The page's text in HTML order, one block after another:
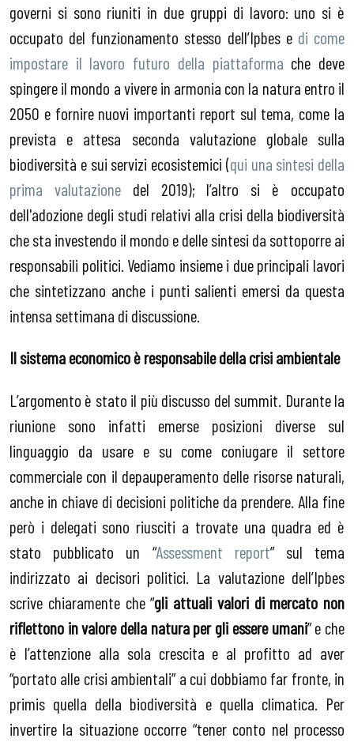
governi si sono riuniti in due gruppi di lavoro: uno si è
occupato del funzionamento stesso dell’Ipbes e di come
impostare il lavoro futuro della piattaforma che deve
spingere il mondo a vivere in armonia con la natura entro il
2050 e fornire nuovi importanti report sul tema, come la
prevista e attesa seconda valutazione globale sulla
biodiversità e sui servizi ecosistemici (qui una sintesi della
prima valutazionedel 2019); l’altro si è occupato
dell'adozione degli studi relativi alla crisi della biodiversità
che sta investendo il mondo e delle sintesi da sottoporre ai
responsabili politici. Vediamo insieme i due principali lavori
che sintetizzano anche i punti salienti emersi da questa
intensa settimana di discussione.
Il sistema economico è responsabile della crisi ambientale
L’argomento è stato il più discusso del summit. Durante la
riunione sono infatti emerse posizioni diverse sul
linguaggio da usare e su come coniugare il settore
commerciale con il depauperamento delle risorse naturali,
anche in chiave di decisioni politiche da prendere. Alla fine
però i delegati sono riusciti a trovate una quadra ed è
stato pubblicato un “Assessment report” sul tema
indirizzato ai decisori politici. La valutazione dell’Ipbes
scrive chiaramente che “gli attuali valori di mercato non
riflettono in valore della natura per gli essere umani” e che
è l’attenzione alla sola crescita e al profitto ad aver
“portato alle crisi ambientali” a cui dobbiamo far fronte, in
primis quella della biodiversità e quella climatica. Per
invertire la situazione occorre “tener conto nel processo